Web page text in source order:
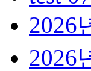
2026
2026